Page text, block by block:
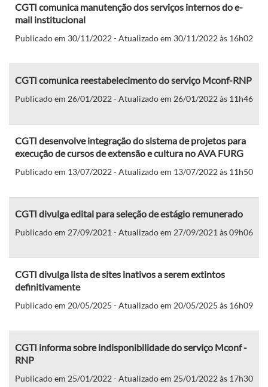
CGTI comunica manutenção dos serviços internos do e-
mail institucional
Publicado em 30/11/2022 - Atualizado em 30/11/2022 às 16h02
CGTI comunica reestabelecimento do serviço Mconf-RNP
Publicado em 26/01/2022 - Atualizado em 26/01/2022 às 11h46
CGTI desenvolve integração do sistema de projetos para
execução de cursos de extensão e cultura no AVA FURG
Publicado em 13/07/2022 - Atualizado em 13/07/2022 às 11h50
CGTI divulga edital para seleção de estágio remunerado
Publicado em 27/09/2021 - Atualizado em 27/09/2021 às 09h06
CGTI divulga lista de sites inativos a serem extintos
definitivamente
Publicado em 20/05/2025 - Atualizado em 20/05/2025 às 16h09
CGTI informa sobre indisponibilidade do serviço Mconf -
RNP
Publicado em 25/01/2022 - Atualizado em 25/01/2022 às 17h30